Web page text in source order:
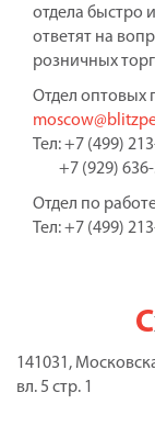
отдела быстро
ответят на
розничных
Отдел
Тел: +7 (499)
+7 (929) 636-
Отдел по
Тел: +7 (499)
141031,
вл. 5 стр. 1